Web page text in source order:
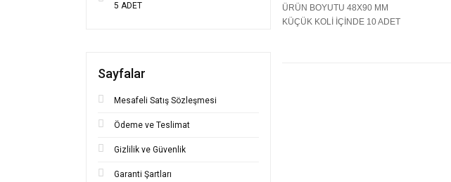
5 ADET
Sayfalar
Mesafeli Satış Sözleşmesi
Ödeme ve Teslimat
Gizlilik ve Güvenlik
Garanti Şartları
ÜRÜN BOYUTU 48X90 MM
KÜÇÜK KOLİ İÇİNDE 10 ADET